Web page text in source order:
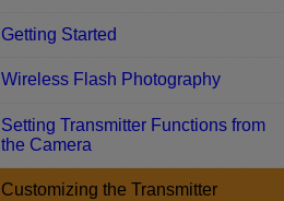
Getting Started
Wireless Flash Photography
Setting Transmitter Functions from
the Camera
Customizing the Transmitter